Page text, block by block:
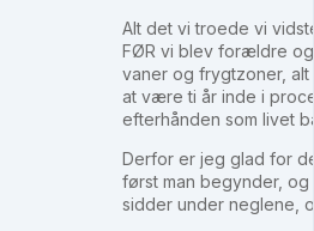
Alt det vi troede vi
FØR vi blev forældre
vaner og frygtzoner,
at være ti år inde i
efterhånden som livet
Derfor er jeg glad for
først man begynder,
sidder under neglene,